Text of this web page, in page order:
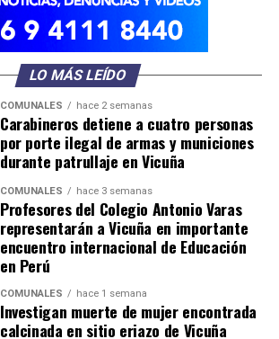
LO MÁS LEÍDO
COMUNALES hace 2 semanas
Carabineros detiene a cuatro personas
por porte ilegal de armas y municiones
durante patrullaje en Vicuña
COMUNALES hace 3 semanas
Profesores del Colegio Antonio Varas
representarán a Vicuña en importante
encuentro internacional de Educación
en Perú
COMUNALES hace 1 semana
Investigan muerte de mujer encontrada
calcinada en sitio eriazo de Vicuña